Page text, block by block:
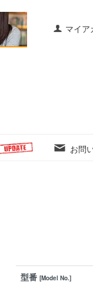
マイア
お問
型番[Model No.]